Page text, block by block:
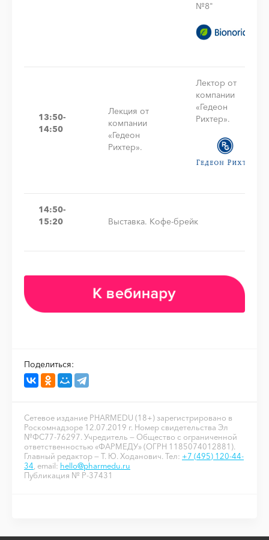
№8"
13:50-
14:50
Лекция от
компании
«Гедеон
Рихтер».
Лектор от
компании
«Гедеон
Рихтер».
14:50-
15:20
Выставка. Кофе-брейк
Поделиться:
Сетевое издание PHARMEDU (18+) зарегистрировано в
Роскомнадзоре 12.07.2019 г. Номер свидетельства Эл
№ФС77-76297. Учредитель — Общество с ограниченной
ответственностью «ФАРМЕДУ» (ОГРН 1185074012881).
Главный редактор — Т. Ю. Ходанович. Тел: +7 (495) 120-44-
34, email: hello@pharmedu.ru
Публикация № P-37431